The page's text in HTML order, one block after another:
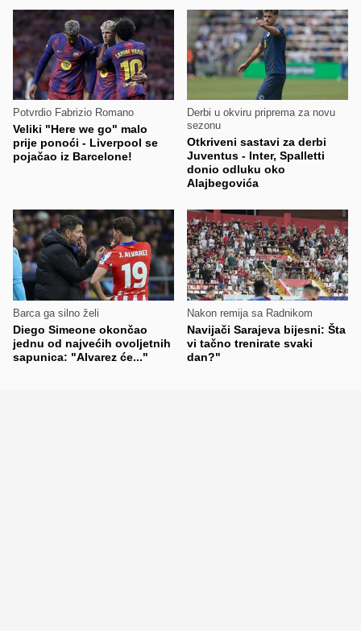
Potvrdio Fabrizio Romano
Veliki "Here we go" malo
prije ponoći - Liverpool se
pojačao iz Barcelone!
Derbi u okviru priprema za novu
sezonu
Otkriveni sastavi za derbi
Juventus - Inter, Spalletti
donio odluku oko
Alajbegovića
Barca ga silno želi
Diego Simeone okončao
jednu od najvećih ovoljetnih
sapunica: "Alvarez će..."
Nakon remija sa Radnikom
Navijači Sarajeva bijesni: Šta
vi tačno trenirate svaki
dan?"